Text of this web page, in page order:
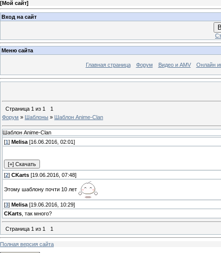
[Мой сайт]
Вход на сайт
Меню сайта
Главная страница Форум Видео и AMV Онлайн
Страница 1 из 1
1
Форум » Шаблоны » Шаблон Anime-Clan
Шаблон Anime-Clan
[1 ] Melisa [16.06.2016, 02:01]
[2] CKarts [19.06.2016, 07:48]
Этому шаблону почти 10 лет
[3] Melisa [19.06.2016, 10:29]
CKarts , так много?
Страница 1 из 1 1
Полная версия сайта